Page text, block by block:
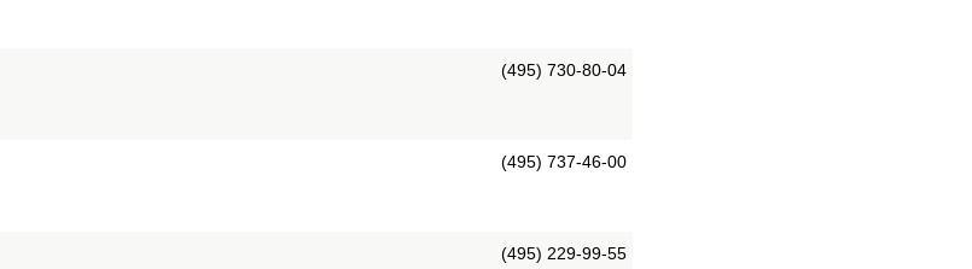
(495) 730-80-04
(495) 737-46-00
(495) 229-99-55